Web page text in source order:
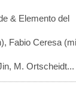
& Elemento del
Fabio Ceresa
M. Ortscheidt...